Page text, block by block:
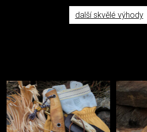
další skvělé výhody